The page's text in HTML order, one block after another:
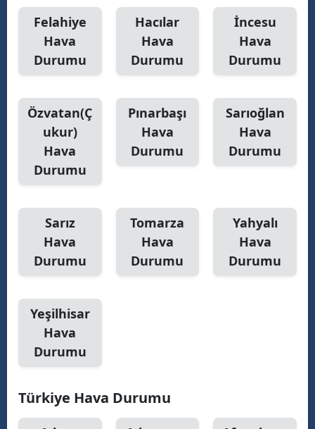
Niğde
Rize
Sakarya
Samsun
Siirt
Sivas
Van
Felahiye
Hava
Durumu
Hacılar
Hava
Durumu
İncesu
Hava
Durumu
Özvatan(Ç
ukur)
Hava
Durumu
Pınarbaşı
Hava
Durumu
Sarıoğlan
Hava
Durumu
Sarız
Hava
Durumu
Tomarza
Hava
Durumu
Yahyalı
Hava
Durumu
Yeşilhisar
Hava
Durumu
Türkiye Hava Durumu